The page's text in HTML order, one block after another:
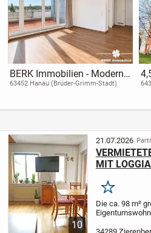
BERK Immobilien - Moderne
2-Zimmer- ETW mit
ruhiger Lage von Hanau-
63452 Hanau (Brüder-Grimm-Stadt)
in
10
21.07.2026
MIT
Merken
Die ca. 98 m²